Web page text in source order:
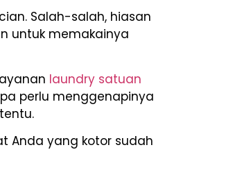
Salah-salah, hiasan
untuk memakainya
laundry satuan
perlu menggenapinya
Anda yang kotor sudah